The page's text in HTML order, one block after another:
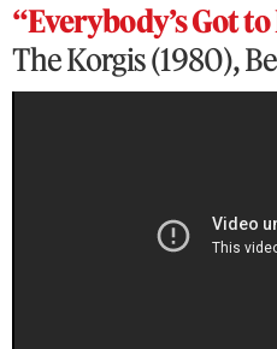
“Everybody’s Got
The Korgis (1980),